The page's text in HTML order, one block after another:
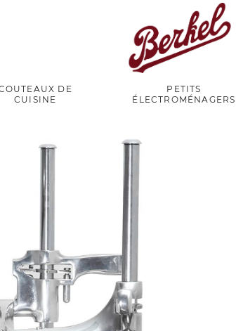
DE
CUISINE
PETITS
ÉLECTROMÉNAGERS